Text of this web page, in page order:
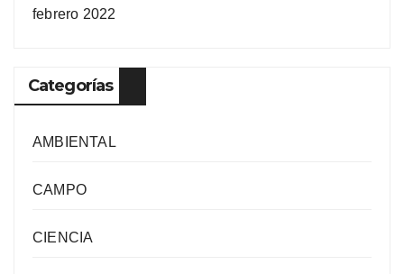
febrero 2022
Categorías
AMBIENTAL
CAMPO
CIENCIA